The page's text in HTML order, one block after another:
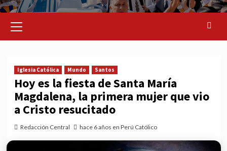
Menu
Iglesia Católica Mundo Santos
Hoy es la fiesta de Santa María
Magdalena, la primera mujer que vio
a Cristo resucitado
Redacción Central hace 6 años en Perú Católico